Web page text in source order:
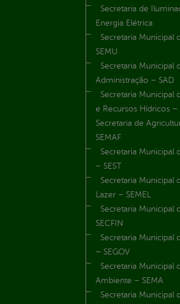
Secretaria de
Energia Elétrica
Secretaria Municipal
SEMU
Secretaria Municipal
Administração – SAD
Secretaria Municipal
e Recursos Hídricos –
Secretaria de
SEMAF
Secretaria Municipal
– SEST
Secretaria Municipal
Lazer – SEMEL
Secretaria Municipal
SECFIN
Secretaria Municipal
– SEGOV
Secretaria Municipal
Ambiente – SEMA
Secretaria Municipal